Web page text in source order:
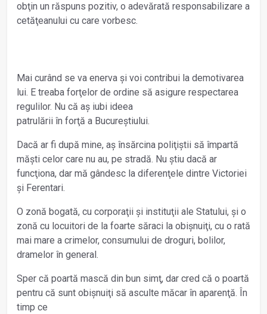
obţin un răspuns pozitiv, o adevărată responsabilizare a
cetăţeanului cu care vorbesc.
Mai curând se va enerva și voi contribui la demotivarea
lui. E treaba forţelor de ordine să asigure respectarea
regulilor. Nu că aș iubi ideea
patrulării în forţă a Bucureștiului.
Dacă ar fi după mine, aș însărcina poliţiștii să împartă
măști celor care nu au, pe stradă. Nu știu dacă ar
funcţiona, dar mă gândesc la diferenţele dintre Victoriei
și Ferentari.
O zonă bogată, cu corporaţii și instituţii ale Statului, și o
zonă cu locuitori de la foarte săraci la obișnuiţi, cu o rată
mai mare a crimelor, consumului de droguri, bolilor,
dramelor în general.
Sper că poartă mască din bun simţ, dar cred că o poartă
pentru că sunt obișnuiţi să asculte măcar în aparenţă. În
timp ce